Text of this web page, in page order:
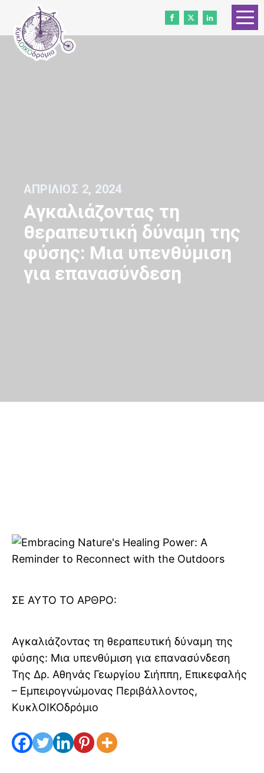
ΑΠΡΊΛΙΟΣ 2, 2024
Αγκαλιάζοντας τη
θεραπευτική δύναμη της
φύσης: Μια υπενθύμιση
για επανασύνδεση
ΣΕ ΑΥΤΌ ΤΟ ΆΡΘΡΟ:
Αγκαλιάζοντας τη θεραπευτική δύναμη της
φύσης: Μια υπενθύμιση για επανασύνδεση
Της Δρ. Αθηνάς Γεωργίου Σιήππη, Επικεφαλής
– Εμπειρογνώμονας Περιβάλλοντος,
ΚυκλΟΙΚΟδρόμιο
ΑΡΧΙΚΗ
ΓΝΩΡΙΣΤΕ ΜΑΣ
ΔΩΡΕΑ
Ισότητα των φύλων